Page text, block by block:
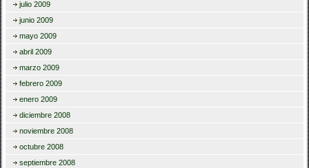
julio 2009
junio 2009
mayo 2009
abril 2009
marzo 2009
febrero 2009
enero 2009
diciembre 2008
noviembre 2008
octubre 2008
septiembre 2008